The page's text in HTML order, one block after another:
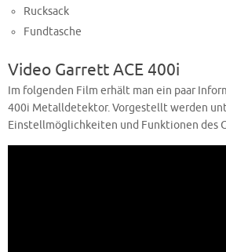
Rucksack
Fundtasche
Video Garrett ACE 400i
Im folgenden Film erhält man ein paar
400i Metalldetektor. Vorgestellt werden
Einstellmöglichkeiten und Funktionen des